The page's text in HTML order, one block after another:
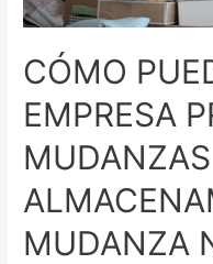
CÓMO
EMPRESA
MUDANZA